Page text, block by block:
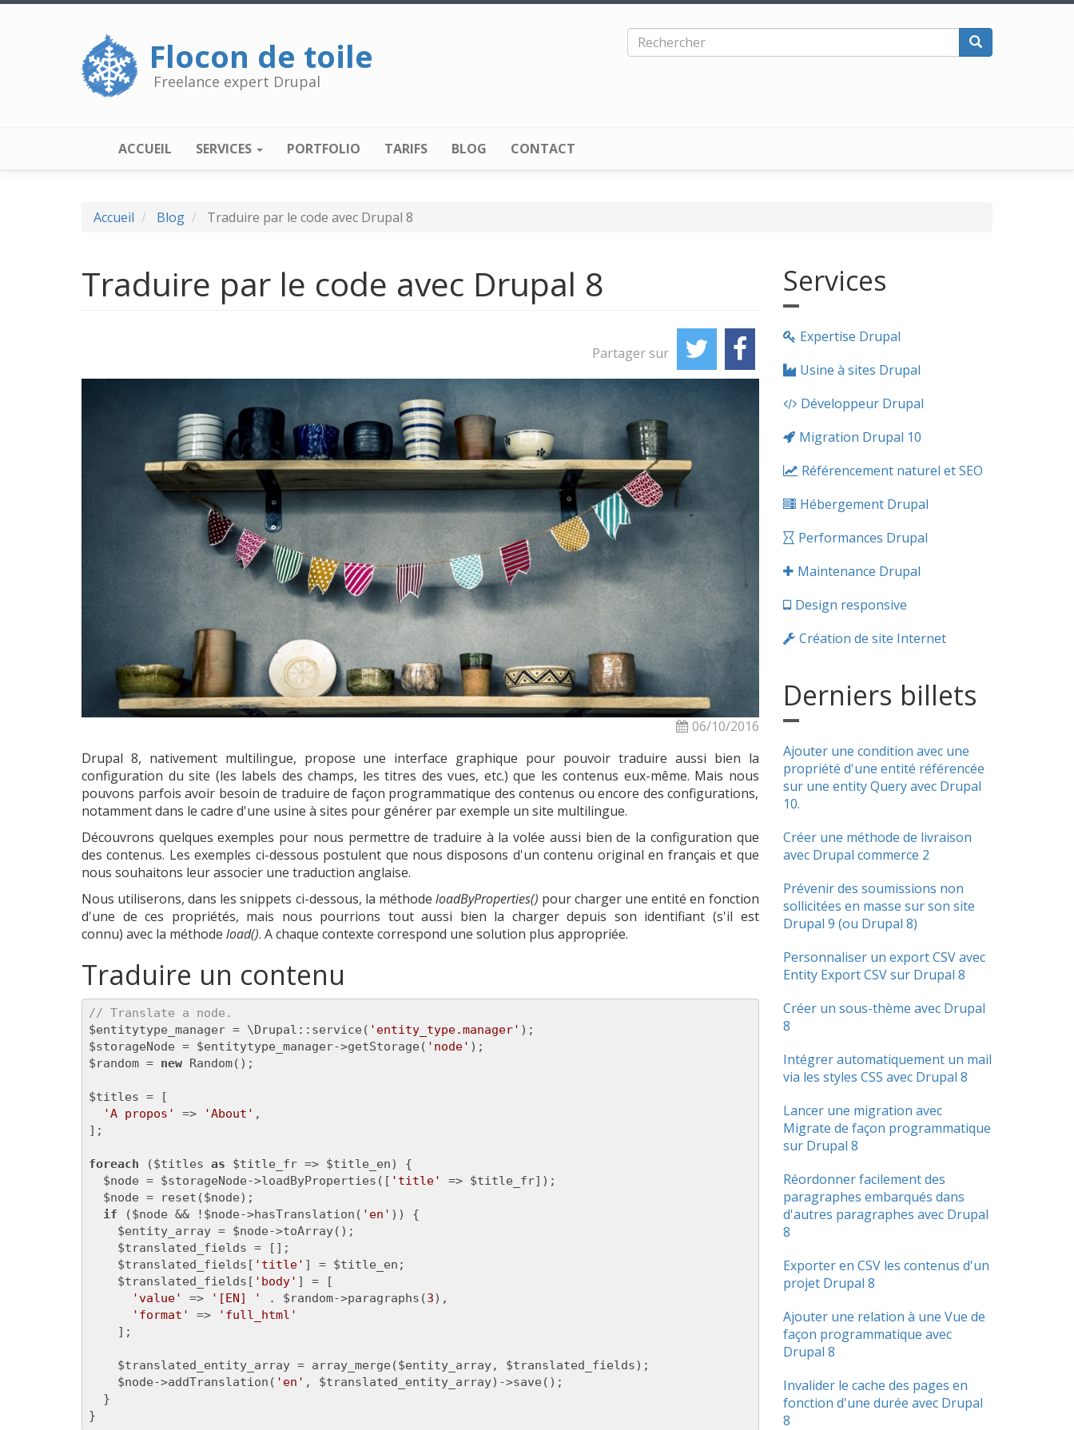
Aller
Flocon de toile
Freelance expert Drupal
Rechercher Rechercher
NAVIGATION
ACCUEIL SERVICES PORTFOLIO TARIFS BLOG CONTACT
Accueil Blog Traduire par le code avec Drupal 8
Traduire par le code avec Drupal 8
Partager sur Twitter Facebook
06/10/2016
Drupal 8, nativement multilingue, propose une interface graphique pour pouvoir traduire aussi bien la
configuration du site (les labels des champs, les titres des vues, etc.) que les contenus eux-même. Mais nous
pouvons parfois avoir besoin de traduire de façon programmatique des contenus ou encore des configurations,
notamment dans le cadre d'une usine à sites pour générer par exemple un site multilingue.
Découvrons quelques exemples pour nous permettre de traduire à la volée aussi bien de la configuration que
des contenus. Les exemples ci-dessous postulent que nous disposons d'un contenu original en français et que
nous souhaitons leur associer une traduction anglaise.
Nous utiliserons, dans les snippets ci-dessous, la méthode loadByProperties() pour charger une entité en fonction
d'une de ces propriétés, mais nous pourrions tout aussi bien la charger depuis son identifiant (s'il est
connu) avec la méthode load(). A chaque contexte correspond une solution plus appropriée.
Traduire un contenu
// Translate a node.
$entitytype_manager = \Drupal::service( 'entity_type.manager' );
$storageNode = $entitytype_manager->getStorage( 'node' );
$random = new Random();
$titles = [
'A propos'
=> 'About' ,
];
foreach ($titles as $title_fr => $title_en) {
  $node = $storageNode->loadByProperties([
'title'
=> $title_fr]);
  $node = reset($node);
if ($node && !$node->hasTranslation( 'en' )) {
    $entity_array = $node->toArray();
    $translated_fields = [];
    $translated_fields[
'title' ] = $title_en;
    $translated_fields[
'body' ] = [
'value'
=> '[EN] ' . $random->paragraphs(3),
'format'
=>
'full_html'
    ];
    $translated_entity_array = array_merge($entity_array, $translated_fields);
    $node->addTranslation(
'en' , $translated_entity_array)->save();
  }
}
Services
Expertise Drupal
Usine à sites Drupal
Développeur Drupal
Migration Drupal 10
Référencement naturel et SEO
Hébergement Drupal
Performances Drupal
Maintenance Drupal
Design responsive
Création de site Internet
Derniers billets
Ajouter une condition avec une
propriété d'une entité référencée
sur une entity Query avec Drupal
10.
Créer une méthode de livraison
avec Drupal commerce 2
Prévenir des soumissions non
sollicitées en masse sur son site
Drupal 9 (ou Drupal 8)
Personnaliser un export CSV avec
Entity Export CSV sur Drupal 8
Créer un sous-thème avec Drupal
8
Intégrer automatiquement un mail
via les styles CSS avec Drupal 8
Lancer une migration avec
Migrate de façon programmatique
sur Drupal 8
Réordonner facilement des
paragraphes embarqués dans
d'autres paragraphes avec Drupal
8
Exporter en CSV les contenus d'un
projet Drupal 8
Ajouter une relation à une Vue de
façon programmatique avec
Drupal 8
Invalider le cache des pages en
fonction d'une durée avec Drupal
8